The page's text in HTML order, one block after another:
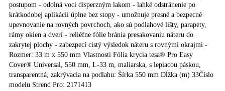
postupom - odolná voci disperzným lakom - lahké odstránenie po
krátkodobej aplikácii úplne bez stopy - umožnuje presné a bezpecné
upevnovanie na rovných povrchoch, ako sú podlahové lišty, parapety,
rámy okien a dverí - reliéfne fólie bránia presakovaniu náteru do
zakrytej plochy - zabezpecí cistý výsledok náteru s rovnými okrajmi -
Rozmer: 33 m x 550 mm Vlastnosti Fólia krycia tesa® Pro Easy
Cover® Universal, 550 mm, L-33 m, maliarska, s lepiacou páskou,
transparentná, zakrývacia na podlahu: Šírka 550 mm Dĺžka (m) 33Číslo
modelu Strend Pro: 2171413